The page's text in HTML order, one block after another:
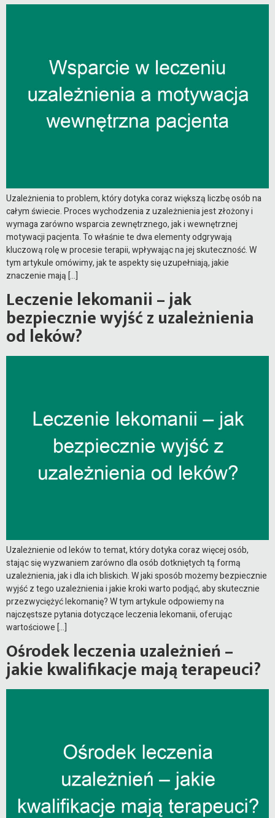
Uzależnienia to problem, który dotyka coraz większą liczbę osób na
całym świecie. Proces wychodzenia z uzależnienia jest złożony i
wymaga zarówno wsparcia zewnętrznego, jak i wewnętrznej
motywacji pacjenta. To właśnie te dwa elementy odgrywają
kluczową rolę w procesie terapii, wpływając na jej skuteczność. W
tym artykule omówimy, jak te aspekty się uzupełniają, jakie
znaczenie mają […]
Leczenie lekomanii – jak
bezpiecznie wyjść z uzależnienia
od leków?
Uzależnienie od leków to temat, który dotyka coraz więcej osób,
stając się wyzwaniem zarówno dla osób dotkniętych tą formą
uzależnienia, jak i dla ich bliskich. W jaki sposób możemy bezpiecznie
wyjść z tego uzależnienia i jakie kroki warto podjąć, aby skutecznie
przezwyciężyć lekomanię? W tym artykule odpowiemy na
najczęstsze pytania dotyczące leczenia lekomanii, oferując
wartościowe […]
Ośrodek leczenia uzależnień –
jakie kwalifikacje mają terapeuci?